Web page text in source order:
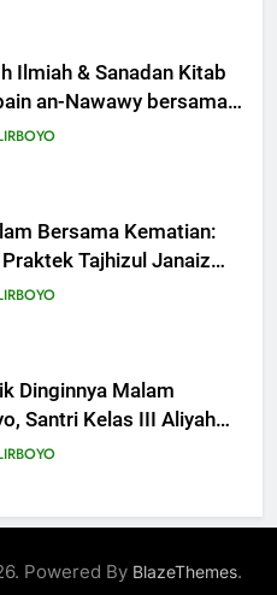
Ilmiah & Sanadan Kitab
an-Nawawy bersama
Dr. Yasir Al-Adny
Bersama Kematian:
Praktek Tajhizul Janaiz
Aliyah
Dinginnya Malam
Santri Kelas III Aliyah
Praktik Tajhizul Janaiz
Bekali Santri dengan
Powered By BlazeThemes.